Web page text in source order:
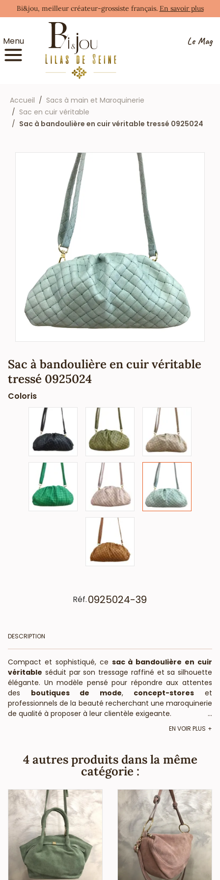
Bi&jou, meilleur créateur-grossiste français. En savoir plus
Menu Le Mag
Accueil
Sacs à main et Maroquinerie
Sac en cuir véritable
Sac à bandoulière en cuir véritable tressé 0925024
Sac à bandoulière en cuir véritable
tressé 0925024
Coloris
Réf.0925024-39
DESCRIPTION
Compact et sophistiqué, ce sac à bandoulière en cuir
véritable séduit par son tressage raffiné et sa silhouette
élégante. Un modèle pensé pour répondre aux attentes
des boutiques de mode, concept-stores et
professionnels de la beauté recherchant une maroquinerie
de qualité à proposer à leur clientèle exigeante.
Avec ses dimensions pratiques (20 x 6 x 12 cm), il permet
amovible permet un porté épaule ou croisé, selon les
envies. Chaque détail, du cuir texturé aux finitions dorées,
reflète un savoir-faire haut de gamme.
Coloris disponibles
Noir – un intemporel chic
Beige – neutre et facile à associer
Nude – subtil et féminin
Vert olive – tendance et naturel
Vert d’eau – doux et rafraîchissant
Vert pomme – éclat moderne et vitaminé
Camel – chaleureux et authentique
...
EN VOIR PLUS
4 autres produits dans la même
catégorie :